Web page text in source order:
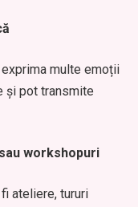
multe emoții
și pot transmite
workshopuri
ateliere, tururi